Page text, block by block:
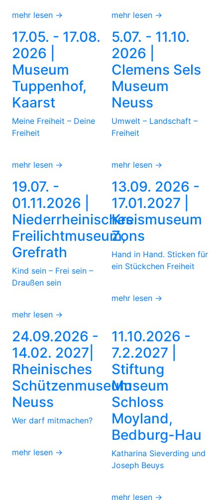
mehr lesen → mehr lesen →
17.05. - 17.08.
2026 |
Museum
Tuppenhof,
Kaarst
Meine Freiheit – Deine
Freiheit
mehr lesen →
5.07. - 11.10.
2026 |
Clemens Sels
Museum
Neuss
Umwelt – Landschaft –
Freiheit
mehr lesen →
19.07. -
01.11.2026 |
Niederrheinisches
Freilichtmuseum,
Grefrath
Kind sein – Frei sein –
Draußen sein
mehr lesen →
13.09. 2026 -
17.01.2027 |
Kreismuseum
Zons
Hand in Hand. Sticken für
ein Stückchen Freiheit
mehr lesen →
24.09.2026 -
14.02. 2027|
Rheinisches
Schützenmuseum
Neuss
Wer darf mitmachen?
mehr lesen →
11.10.2026 -
7.2.2027 |
Stiftung
Museum
Schloss
Moyland,
Bedburg-Hau
Katharina Sieverding und
Joseph Beuys
mehr lesen →